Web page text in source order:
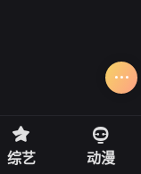
综艺 动漫